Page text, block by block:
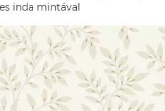
inda mintával